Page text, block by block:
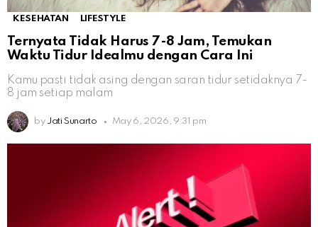
KESEHATAN LIFESTYLE
Ternyata Tidak Harus 7-8 Jam, Temukan
Waktu Tidur Idealmu dengan Cara Ini
Kamu pasti tidak asing dengan saran tidur setidaknya 7-
8 jam setiap malam
by Jati Sunarto May 6, 2026, 9:31 pm